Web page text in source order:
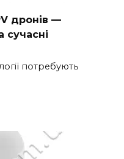
дронів —
сучасні
потребують